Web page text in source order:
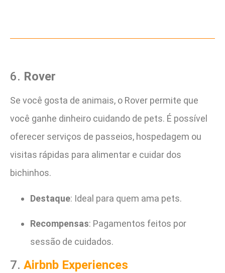
6. Rover
Se você gosta de animais, o Rover permite que
você ganhe dinheiro cuidando de pets. É possível
oferecer serviços de passeios, hospedagem ou
visitas rápidas para alimentar e cuidar dos
bichinhos.
Destaque: Ideal para quem ama pets.
Recompensas: Pagamentos feitos por
sessão de cuidados.
7. Airbnb Experiences